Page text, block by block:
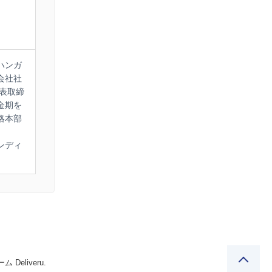
ンガ
社社
取締
期を
本部
ディ
ム Deliveru.